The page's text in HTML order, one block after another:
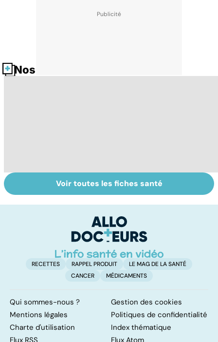
Nos fiches santé
Tout savoir sur
les infections
Inflammation des
amygdales : que
d'angine ?
Voir toutes les fiches santé
RECETTES RAPPEL PRODUIT
LE MAG DE LA SANTÉ
CANCER
MÉDICAMENTS
Qui sommes-nous ?
Gestion des cookies
Mentions légales
Politiques de confidentialité
Charte d'utilisation
Index thématique